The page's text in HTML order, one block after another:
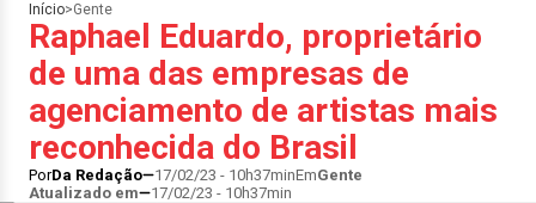
Início>Gente
Raphael Eduardo, proprietário
de uma das empresas de
agenciamento de artistas mais
reconhecida do Brasil
PorDa Redação 17/02/23 - 10h37minEmGente
Atualizado em
17/02/23 - 10h37min